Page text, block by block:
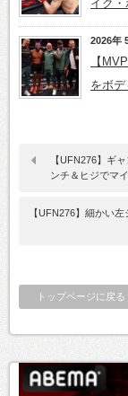
イク・
2026年
【
をボ
【UFN276】ギ
ンチ＆ヒジでマ
【UFN276】細かい
トップページに戻る